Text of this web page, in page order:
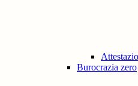
Burocrazia zero